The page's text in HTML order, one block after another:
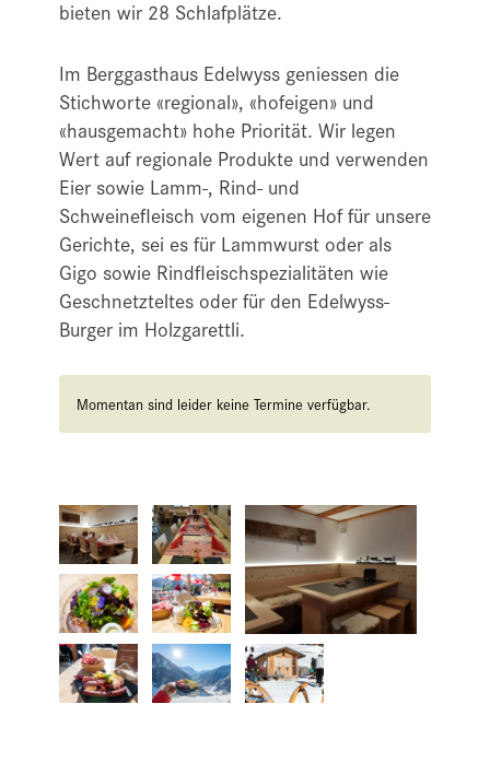
bieten wir 28 Schlafplätze.
Im Berggasthaus Edelwyss geniessen die
Stichworte «regional», «hofeigen» und
«hausgemacht» hohe Priorität. Wir legen
Wert auf regionale Produkte und verwenden
Eier sowie Lamm-, Rind- und
Schweinefleisch vom eigenen Hof für unsere
Gerichte, sei es für Lammwurst oder als
Gigo sowie Rindfleischspezialitäten wie
Geschnetzteltes oder für den Edelwyss-
Burger im Holzgarettli.
Momentan sind leider keine Termine verfügbar.